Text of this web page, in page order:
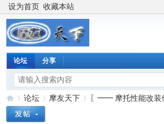
设为首页 收藏本站
论坛 分享
论坛 摩友天下 〖━━ 摩托性能改